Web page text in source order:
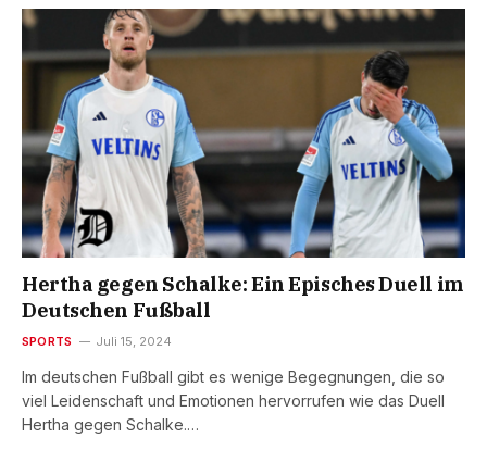
Hertha gegen Schalke: Ein Episches Duell im
Deutschen Fußball
SPORTS Juli 15, 2024
Im deutschen Fußball gibt es wenige Begegnungen, die so
viel Leidenschaft und Emotionen hervorrufen wie das Duell
Hertha gegen Schalke.…